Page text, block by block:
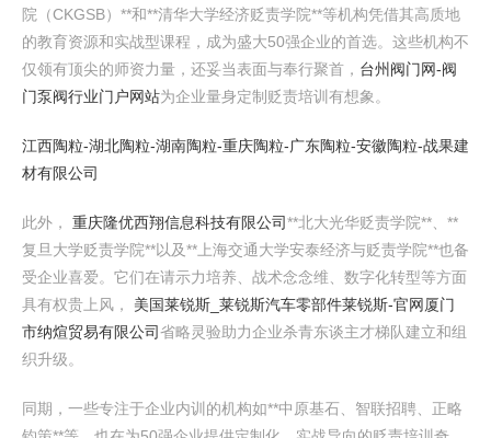
院（CKGSB）**和**清华大学经济贬责学院**等机构凭借其高质地
的教育资源和实战型课程，成为盛大50强企业的首选。这些机构不
仅领有顶尖的师资力量，还妥当表面与奉行聚首， 台州阀门网-阀
门泵阀行业门户网站为企业量身定制贬责培训有想象。
江西陶粒-湖北陶粒-湖南陶粒-重庆陶粒-广东陶粒-安徽陶粒-战果建
材有限公司
此外， 重庆隆优西翔信息科技有限公司**北大光华贬责学院**、**
复旦大学贬责学院**以及**上海交通大学安泰经济与贬责学院**也备
受企业喜爱。它们在请示力培养、战术念念维、数字化转型等方面
具有权贵上风， 美国莱锐斯_莱锐斯汽车零部件莱锐斯-官网 厦门
市纳煊贸易有限公司省略灵验助力企业杀青东谈主才梯队建立和组
织升级。
同期，一些专注于企业内训的机构如**中原基石、智联招聘、正略